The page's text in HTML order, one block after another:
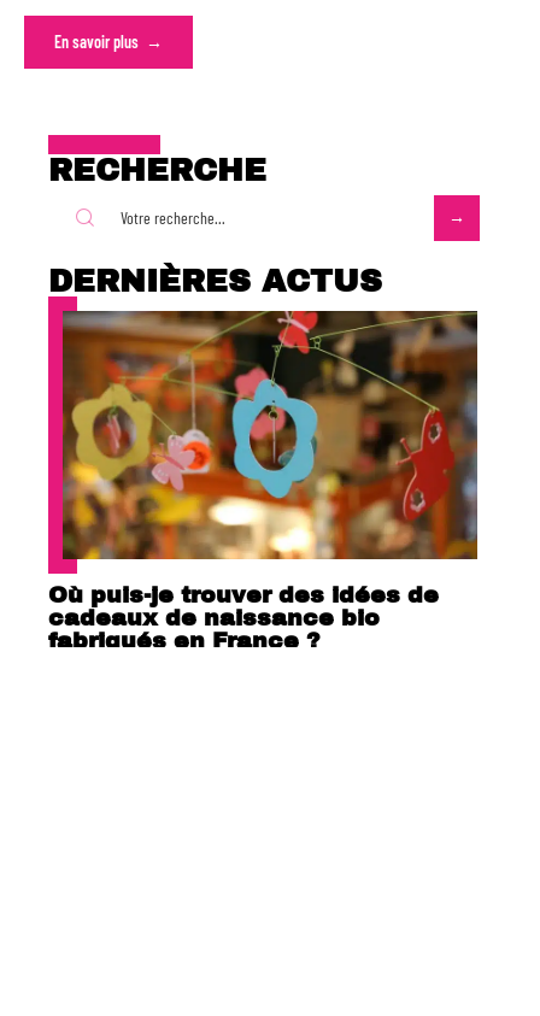
En savoir plus
RECHERCHE
DERNIÈRES ACTUS
Où puis-je trouver des idées de
cadeaux de naissance bio
fabriqués en France ?